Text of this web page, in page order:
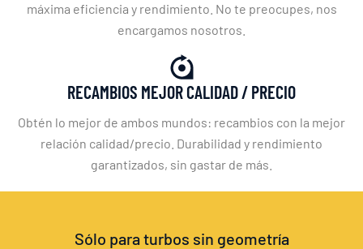
máxima eficiencia y rendimiento. No te preocupes, nos
encargamos nosotros.
RECAMBIOS MEJOR CALIDAD / PRECIO
Obtén lo mejor de ambos mundos: recambios con la mejor
relación calidad/precio. Durabilidad y rendimiento
garantizados, sin gastar de más.
Sólo para turbos sin geometría